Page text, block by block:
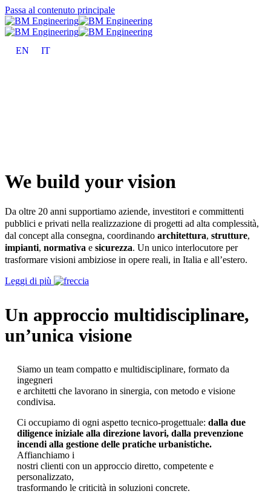
Passa al contenuto principale
EN IT
We build your vision
Da oltre 20 anni supportiamo aziende, investitori e committenti
pubblici e privati nella realizzazione di progetti ad alta complessità,
dal concept alla consegna, coordinando architettura, strutture,
impianti, normativa e sicurezza. Un unico interlocutore per
trasformare visioni ambiziose in opere reali, in Italia e all’estero.
Leggi di più
Un approccio multidisciplinare,
un’unica visione
Siamo un team compatto e multidisciplinare, formato da
ingegneri
e architetti che lavorano in sinergia, con metodo e visione
condivisa.
Ci occupiamo di ogni aspetto tecnico-progettuale: dalla due
diligence iniziale alla direzione lavori, dalla prevenzione
incendi alla gestione delle pratiche urbanistiche.
Affianchiamo i
nostri clienti con un approccio diretto, competente e
personalizzato,
trasformando le criticità in soluzioni concrete.